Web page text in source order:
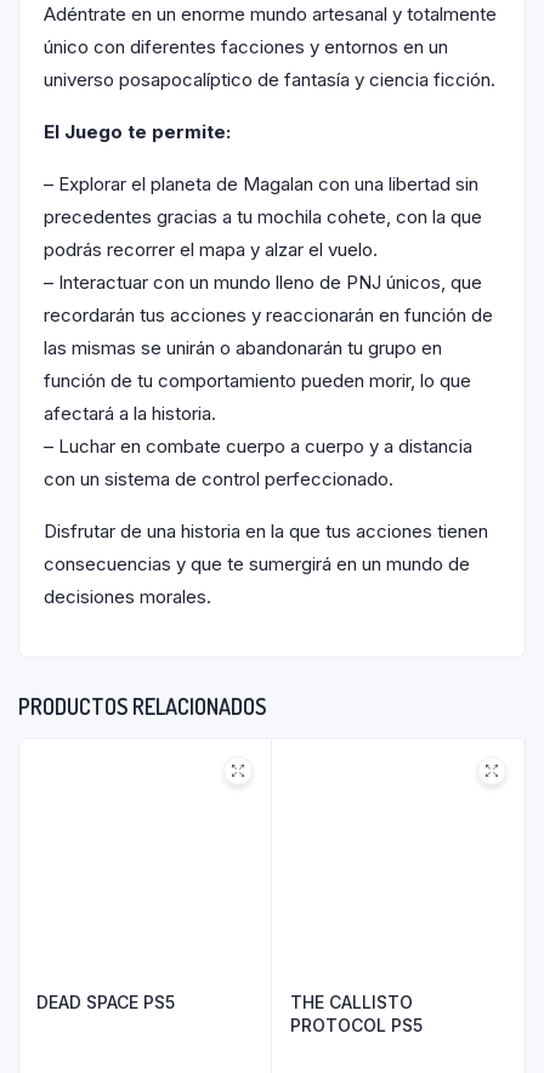
Adéntrate en un enorme mundo artesanal y totalmente
único con diferentes facciones y entornos en un
universo posapocalíptico de fantasía y ciencia ficción.
El Juego te permite:
– Explorar el planeta de Magalan con una libertad sin
precedentes gracias a tu mochila cohete, con la que
podrás recorrer el mapa y alzar el vuelo.
– Interactuar con un mundo lleno de PNJ únicos, que
recordarán tus acciones y reaccionarán en función de
las mismas se unirán o abandonarán tu grupo en
función de tu comportamiento pueden morir, lo que
afectará a la historia.
– Luchar en combate cuerpo a cuerpo y a distancia
con un sistema de control perfeccionado.
Disfrutar de una historia en la que tus acciones tienen
consecuencias y que te sumergirá en un mundo de
decisiones morales.
PRODUCTOS RELACIONADOS
DEAD SPACE PS5
THE CALLISTO
PROTOCOL PS5